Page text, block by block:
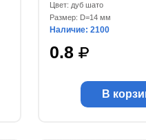
Цвет: дуб шато
Размер: D=14 мм
Наличие: 2100
0.8
В